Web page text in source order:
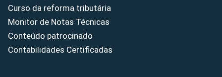
Curso da reforma tributária
Monitor de Notas Técnicas
Conteúdo patrocinado
Contabilidades Certificadas